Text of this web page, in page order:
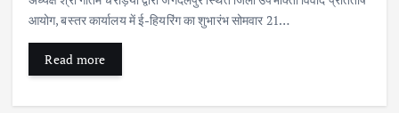
आयोग, बस्तर कार्यालय में ई-हियरिंग का शुभारंभ सोमवार 21…
Read more